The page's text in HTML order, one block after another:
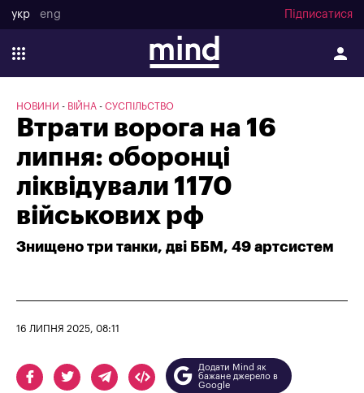
укр eng Підписатися
НОВИНИ ВІЙНА СУСПІЛЬСТВО
Втрати ворога на 16
липня: оборонці
ліквідували 1170
військових рф
Знищено три танки, дві ББМ, 49 артсистем
16 ЛИПНЯ 2025, 08:11
Додати Mind як
бажане джерело в
Google